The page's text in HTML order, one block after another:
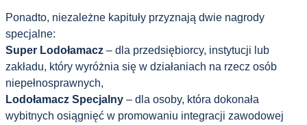
Ponadto, niezależne kapituły przyznają dwie nagrody
specjalne:
Super Lodołamacz – dla przedsiębiorcy, instytucji lub
zakładu, który wyróżnia się w działaniach na rzecz osób
niepełnosprawnych,
Lodołamacz Specjalny – dla osoby, która dokonała
wybitnych osiągnięć w promowaniu integracji zawodowej